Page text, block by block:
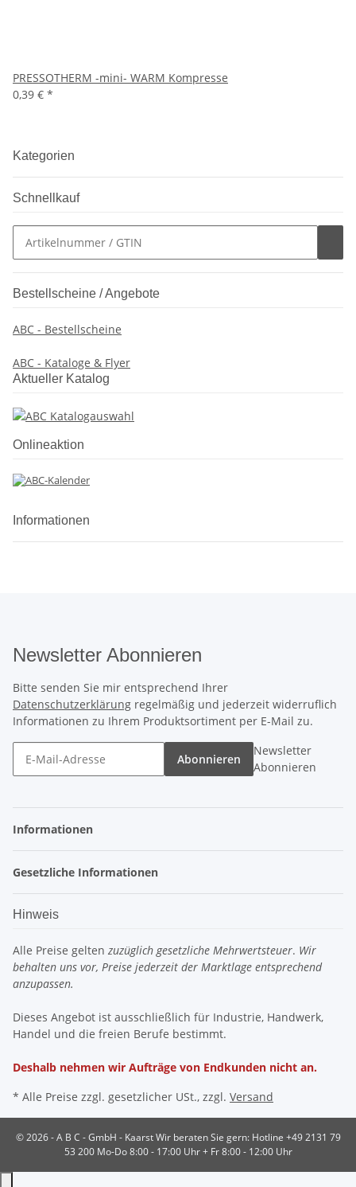
PRESSOTHERM -mini- WARM Kompresse
0,39 € *
Kategorien
Schnellkauf
Bestellscheine / Angebote
ABC - Bestellscheine
ABC - Kataloge & Flyer
Aktueller Katalog
Onlineaktion
Informationen
Newsletter Abonnieren
Bitte senden Sie mir entsprechend Ihrer
Datenschutzerklärung regelmäßig und jederzeit widerruflich
Informationen zu Ihrem Produktsortiment per E-Mail zu.
Abonnieren
Newsletter
Abonnieren
Informationen
Gesetzliche Informationen
Hinweis
Alle Preise gelten zuzüglich gesetzliche Mehrwertsteuer. Wir
behalten uns vor, Preise jederzeit der Marktlage entsprechend
anzupassen.
Dieses Angebot ist ausschließlich für Industrie, Handwerk,
Handel und die freien Berufe bestimmt.
Deshalb nehmen wir Aufträge von Endkunden nicht an.
* Alle Preise zzgl. gesetzlicher USt., zzgl. Versand
© 2026 - A B C - GmbH - Kaarst Wir beraten Sie gern: Hotline +49 2131 79
53 200 Mo-Do 8:00 - 17:00 Uhr + Fr 8:00 - 12:00 Uhr